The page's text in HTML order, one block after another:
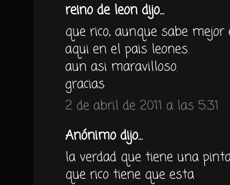
reino de leon dijo...
que rico, aunque sabe
aqui en el pais leones.
aun asi maravilloso.
gracias
2 de abril de 2011 a las 5:31
Anónimo dijo...
la verdad que tiene una
que rico tiene que esta